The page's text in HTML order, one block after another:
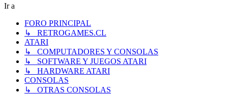
Ir a
FORO PRINCIPAL
↳ RETROGAMES.CL
ATARI
↳ COMPUTADORES Y CONSOLAS
↳ SOFTWARE Y JUEGOS ATARI
↳ HARDWARE ATARI
CONSOLAS
↳ OTRAS CONSOLAS